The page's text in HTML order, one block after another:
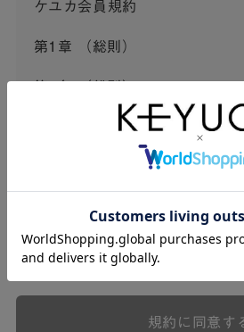
ケユカ会員規約
第1章 （総則）
この会員規約（以下「本規約」とい
式会社ケユカ事業部（以下「弊社」
する一連のサービスに関し、弊社が
本規約は、会員と弊社との間のサー
切の関係に適用されるものとします。
弊社が一連のサービスを提供するに
ら個別規定はその名称のいかんに関
規約に同意す